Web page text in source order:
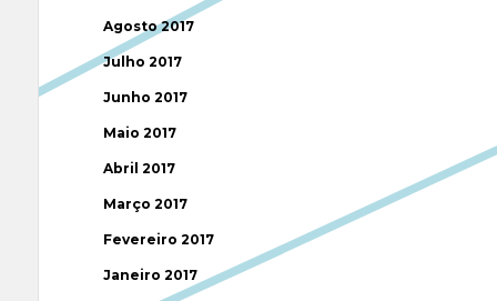
Agosto 2017
Julho 2017
Junho 2017
Maio 2017
Abril 2017
Março 2017
Fevereiro 2017
Janeiro 2017